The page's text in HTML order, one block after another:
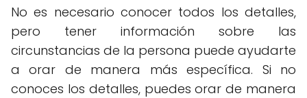
No es necesario conocer todos los detalles,
pero tener información sobre las
circunstancias de la persona puede ayudarte
a orar de manera más específica. Si no
conoces los detalles, puedes orar de manera